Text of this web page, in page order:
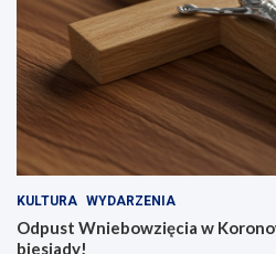
KULTURA WYDARZENIA
Odpust Wniebowzięcia w
biesiady!